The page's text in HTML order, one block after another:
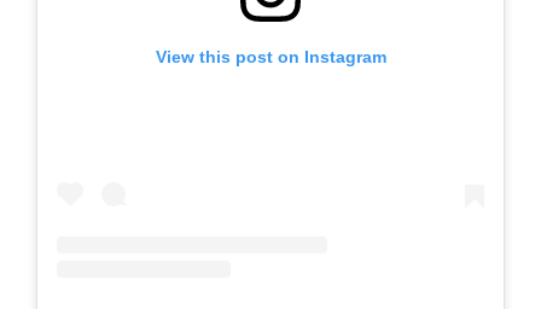
View this post on Instagram